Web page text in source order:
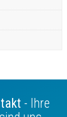
- Ihre